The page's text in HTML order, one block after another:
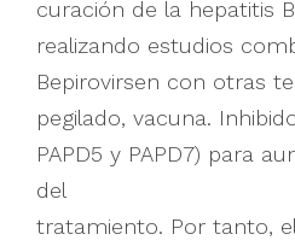
curación de la hepatitis
realizando estudios
Bepirovirsen con otras
pegilado, vacuna.
PAPD5 y PAPD7) para
del
tratamiento. Por tanto,